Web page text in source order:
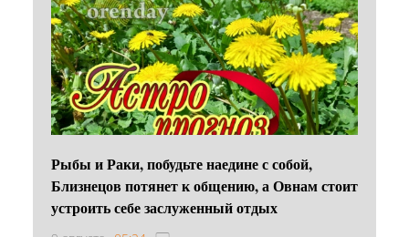
Рыбы и Раки, побудьте наедине с собой,
Близнецов потянет к общению, а Овнам стоит
устроить себе заслуженный отдых